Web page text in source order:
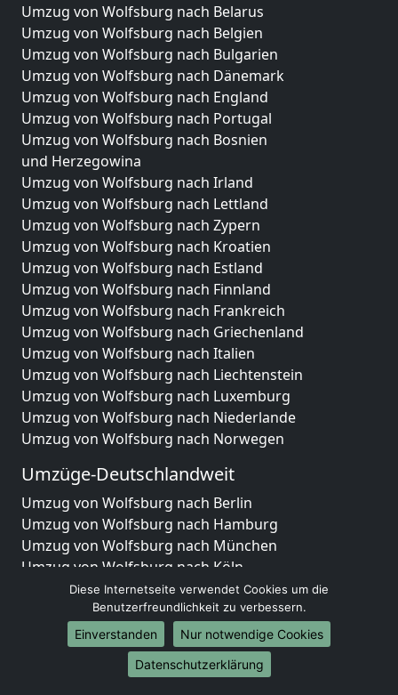
Umzug von Wolfsburg nach Belarus
Umzug von Wolfsburg nach Belgien
Umzug von Wolfsburg nach Bulgarien
Umzug von Wolfsburg nach Dänemark
Umzug von Wolfsburg nach England
Umzug von Wolfsburg nach Portugal
Umzug von Wolfsburg nach Bosnien
und Herzegowina
Umzug von Wolfsburg nach Irland
Umzug von Wolfsburg nach Lettland
Umzug von Wolfsburg nach Zypern
Umzug von Wolfsburg nach Kroatien
Umzug von Wolfsburg nach Estland
Umzug von Wolfsburg nach Finnland
Umzug von Wolfsburg nach Frankreich
Umzug von Wolfsburg nach Griechenland
Umzug von Wolfsburg nach Italien
Umzug von Wolfsburg nach Liechtenstein
Umzug von Wolfsburg nach Luxemburg
Umzug von Wolfsburg nach Niederlande
Umzug von Wolfsburg nach Norwegen
Umzüge-Deutschlandweit
Umzug von Wolfsburg nach Berlin
Umzug von Wolfsburg nach Hamburg
Umzug von Wolfsburg nach München
Umzug von Wolfsburg nach Köln
Umzug von Wolfsburg nach Frankfurt am Main
Umzug von Wolfsburg nach Stuttgart
Umzug von Wolfsburg nach Düsseldorf
Umzug von Wolfsburg nach Leipzig
Umzug von Wolfsburg nach Dortmund
Diese Internetseite verwendet Cookies um die
Benutzerfreundlichkeit zu verbessern.
Einverstanden
Nur notwendige Cookies
Datenschutzerklärung